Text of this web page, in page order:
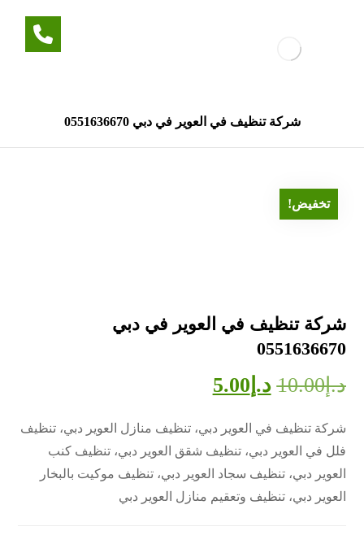
شركة تنظيف في العوير في دبي 0551636670
تخفيض!
شركة تنظيف في العوير في دبي
0551636670
د.إ10.00 د.إ 5.00
شركة تنظيف في العوير دبي، تنظيف منازل العوير دبي، تنظيف
فلل في العوير دبي، تنظيف شقق العوير دبي، تنظيف كنب
العوير دبي، تنظيف سجاد العوير دبي، تنظيف موكيت بالبخار
العوير دبي، تنظيف وتعقيم منازل العوير دبي